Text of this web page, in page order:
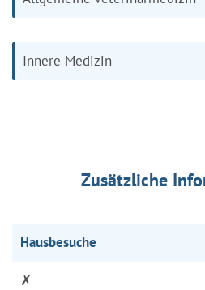
Innere Medizin
Zusätzliche
Hausbesuche
✗